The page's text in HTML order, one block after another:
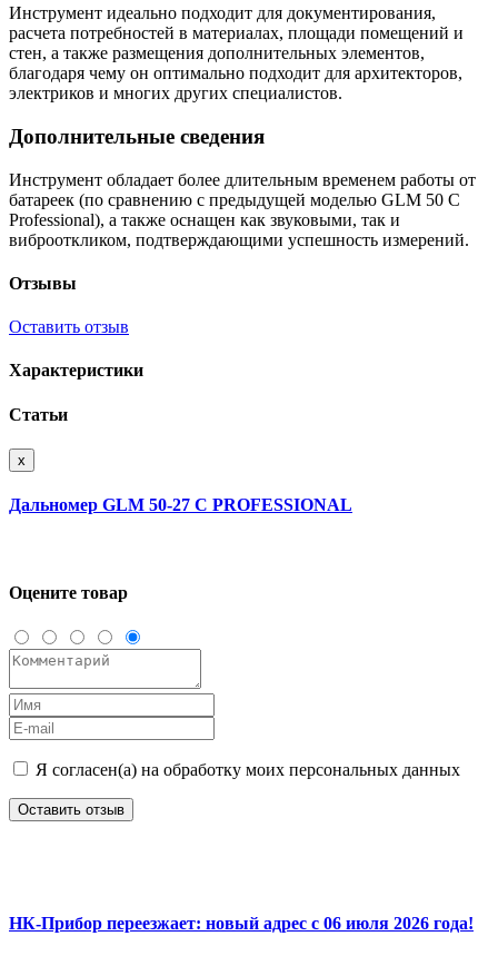
Инструмент идеально подходит для документирования,
расчета потребностей в материалах, площади помещений и
стен, а также размещения дополнительных элементов,
благодаря чему он оптимально подходит для архитекторов,
электриков и многих других специалистов.
Дополнительные сведения
Инструмент обладает более длительным временем работы от
батареек (по сравнению с предыдущей моделью GLM 50 C
Professional), а также оснащен как звуковыми, так и
виброоткликом, подтверждающими успешность измерений.
Отзывы
Оставить отзыв
Характеристики
Статьи
x
Дальномер GLM 50-27 C PROFESSIONAL
Оцените товар
Я согласен(а) на обработку моих персональных данных
Оставить отзыв
НК-Прибор переезжает: новый адрес с 06 июля 2026 года!